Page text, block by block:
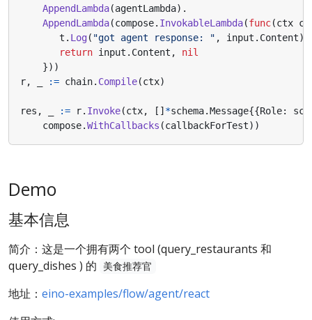
AppendLambda(agentLambda).
AppendLambda(compose. InvokableLambda(func(ctx
t . Log( "got agent response: " , input . Content)
return input . Content ,
nil
}))
r, := chain. Compile(ctx)
res , := r. Invoke(ctx, []*schema.Message{{Role:
compose.WithCallbacks (callbackForTest))
Demo
基本信息
简介：这是一个拥有两个 tool (query_restaurants 和
query_dishes ) 的
美食推荐官
地址： eino-examples/flow/agent/react